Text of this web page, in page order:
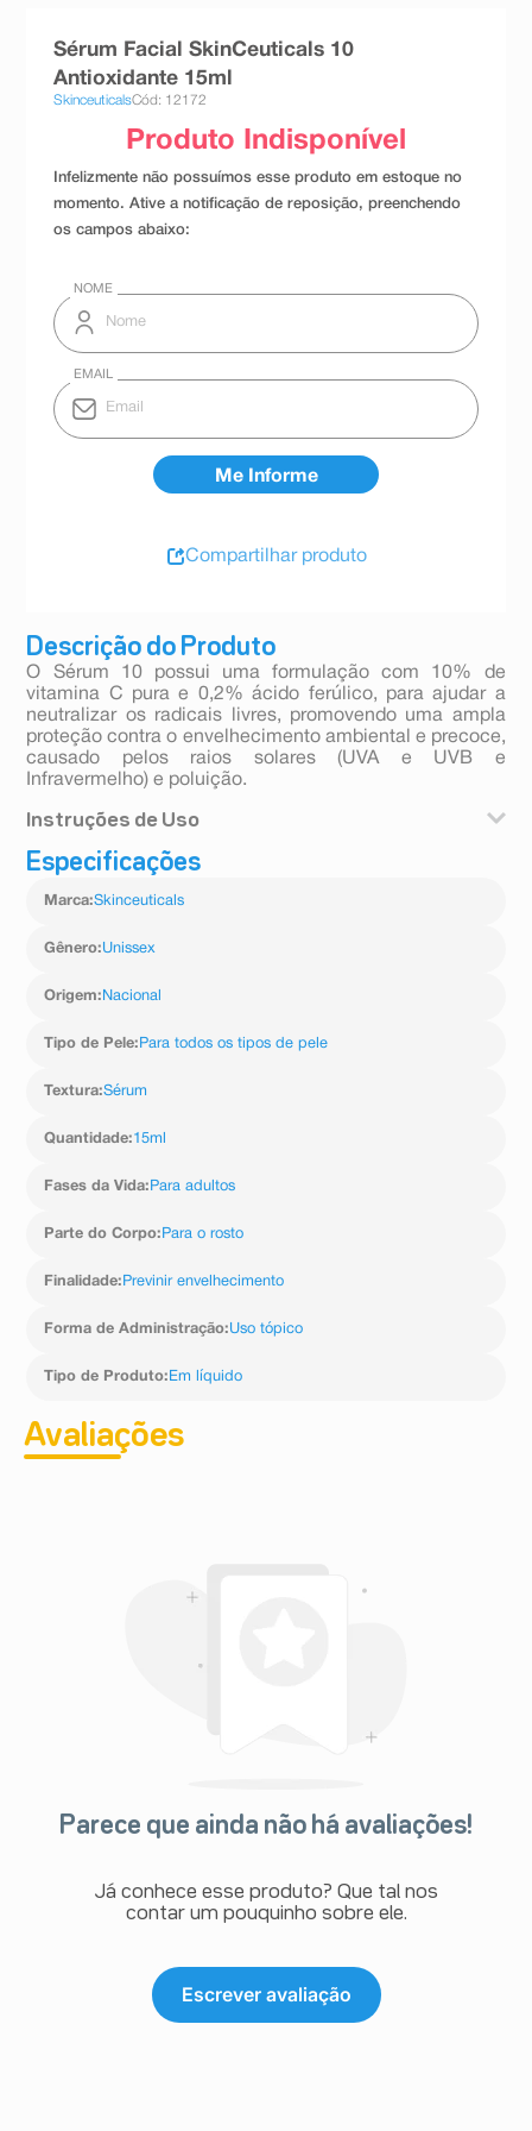
Descrição do Produto
O Sérum 10 possui uma formulação com 10% de
vitamina C pura e 0,2% ácido ferúlico, para ajudar a
neutralizar os radicais livres, promovendo uma ampla
proteção contra o envelhecimento ambiental e precoce,
causado pelos raios solares (UVA e UVB e
Infravermelho) e poluição.
Instruções de Uso
Uma ou duas vezes ao dia. Uso Diurno. Aplicar com a
após o uso.
Especificações
Marca:Skinceuticals
Gênero:Unissex
Origem: Nacional
Tipo de Pele: Para todos os tipos de pele
Textura:Sérum
Quantidade:15ml
Fases da Vida: Para adultos
Parte do Corpo: Para o rosto
Finalidade: Previnir envelhecimento
Forma de Administração:Uso tópico
Tipo de Produto: Em líquido
Sérum Facial SkinCeuticals 10
Antioxidante 15ml
SkinceuticalsCód: 12172
Compartilhar produto
Avaliações
Parece que ainda não há avaliações!
Já conhece esse produto? Que tal nos
contar um pouquinho sobre ele.
Escrever avaliação
absorvente
10ºshampoo